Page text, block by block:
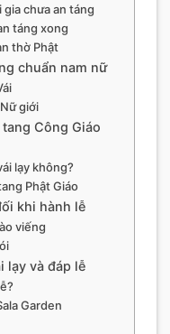
gia chưa an táng
táng xong
thờ Phật
chuẩn nam nữ
giới
Công Giáo
lạy không?
Phật Giáo
khi hành lễ
viếng
lạy và đáp lễ
Garden